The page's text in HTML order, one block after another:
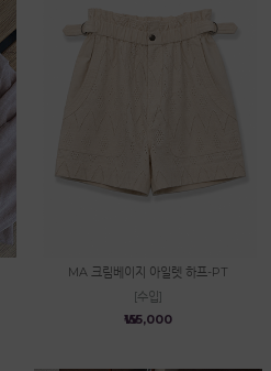
MA 크림베이지 아일렛 하프-PT
[수입]
₩155,000